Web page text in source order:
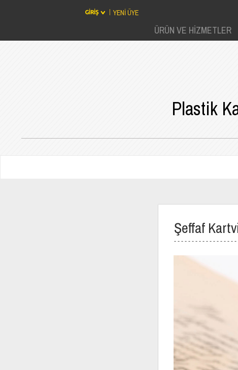
Plastik
Şeffaf
- - - - - - - - - - - - - - - - -
ÜRÜN VE HİZMETLER
YENİ ÜYE